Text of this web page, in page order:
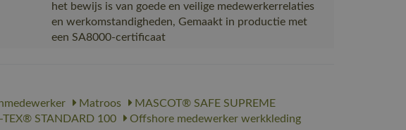
het bewijs is van goede en veilige medewerkerrelaties
en werkomstandigheden, Gemaakt in productie met
een SA8000-certificaat
Matroos
MASCOT® SAFE SUPREME
TEX® STANDARD 100 Offshore medewerker werkkleding